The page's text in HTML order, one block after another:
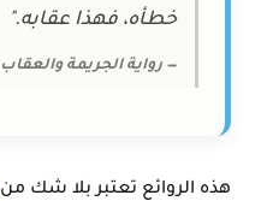
خطأه، فهذا عقابه."
— رواية الجريمة والعقاب
هذه الروائع تعتبر بلا شك من